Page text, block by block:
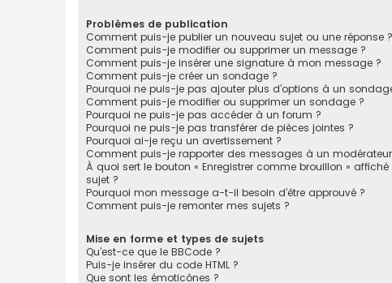
Problèmes de publication
Comment puis-je publier un nouveau sujet ou une réponse ?
Comment puis-je modifier ou supprimer un message ?
Comment puis-je insérer une signature à mon message ?
Comment puis-je créer un sondage ?
Pourquoi ne puis-je pas ajouter plus d’options à un
Comment puis-je modifier ou supprimer un sondage ?
Pourquoi ne puis-je pas accéder à un forum ?
Pourquoi ne puis-je pas transférer de pièces jointes ?
Pourquoi ai-je reçu un avertissement ?
Comment puis-je rapporter des messages à un
À quoi sert le bouton « Enregistrer comme brouillon »
sujet ?
Pourquoi mon message a-t-il besoin d’être approuvé ?
Comment puis-je remonter mes sujets ?
Mise en forme et types de sujets
Qu’est-ce que le BBCode ?
Puis-je insérer du code HTML ?
Que sont les émoticônes ?